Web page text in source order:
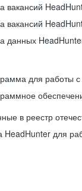
для работы с
в реестр
для